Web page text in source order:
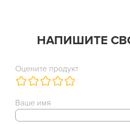
НАПИШИТЕ
Оцените продукт
Ваше имя